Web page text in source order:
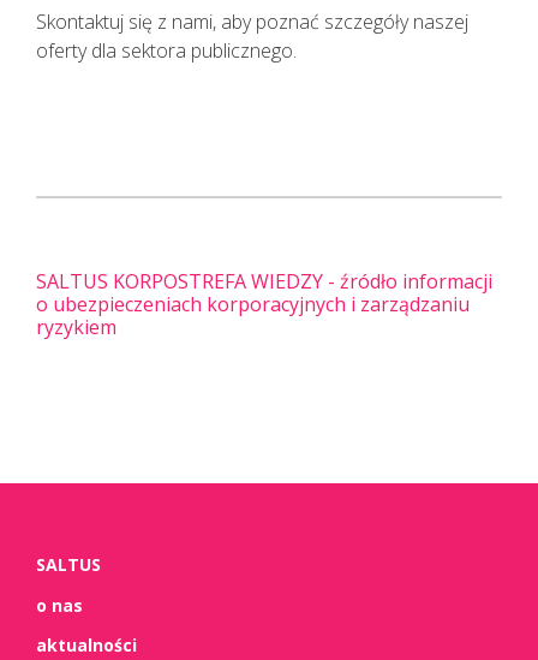
Skontaktuj się z nami, aby poznać szczegóły naszej
oferty dla sektora publicznego.
SALTUS KORPOSTREFA WIEDZY - źródło informacji
o ubezpieczeniach korporacyjnych i zarządzaniu
ryzykiem
SALTUS
o nas
aktualności